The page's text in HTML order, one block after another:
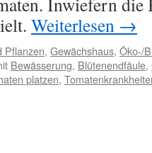
Weiterlesen →
Pflanzen, Gewächshaus, Öko-/
Bewässerung, Blütenendfäule,
platzen,